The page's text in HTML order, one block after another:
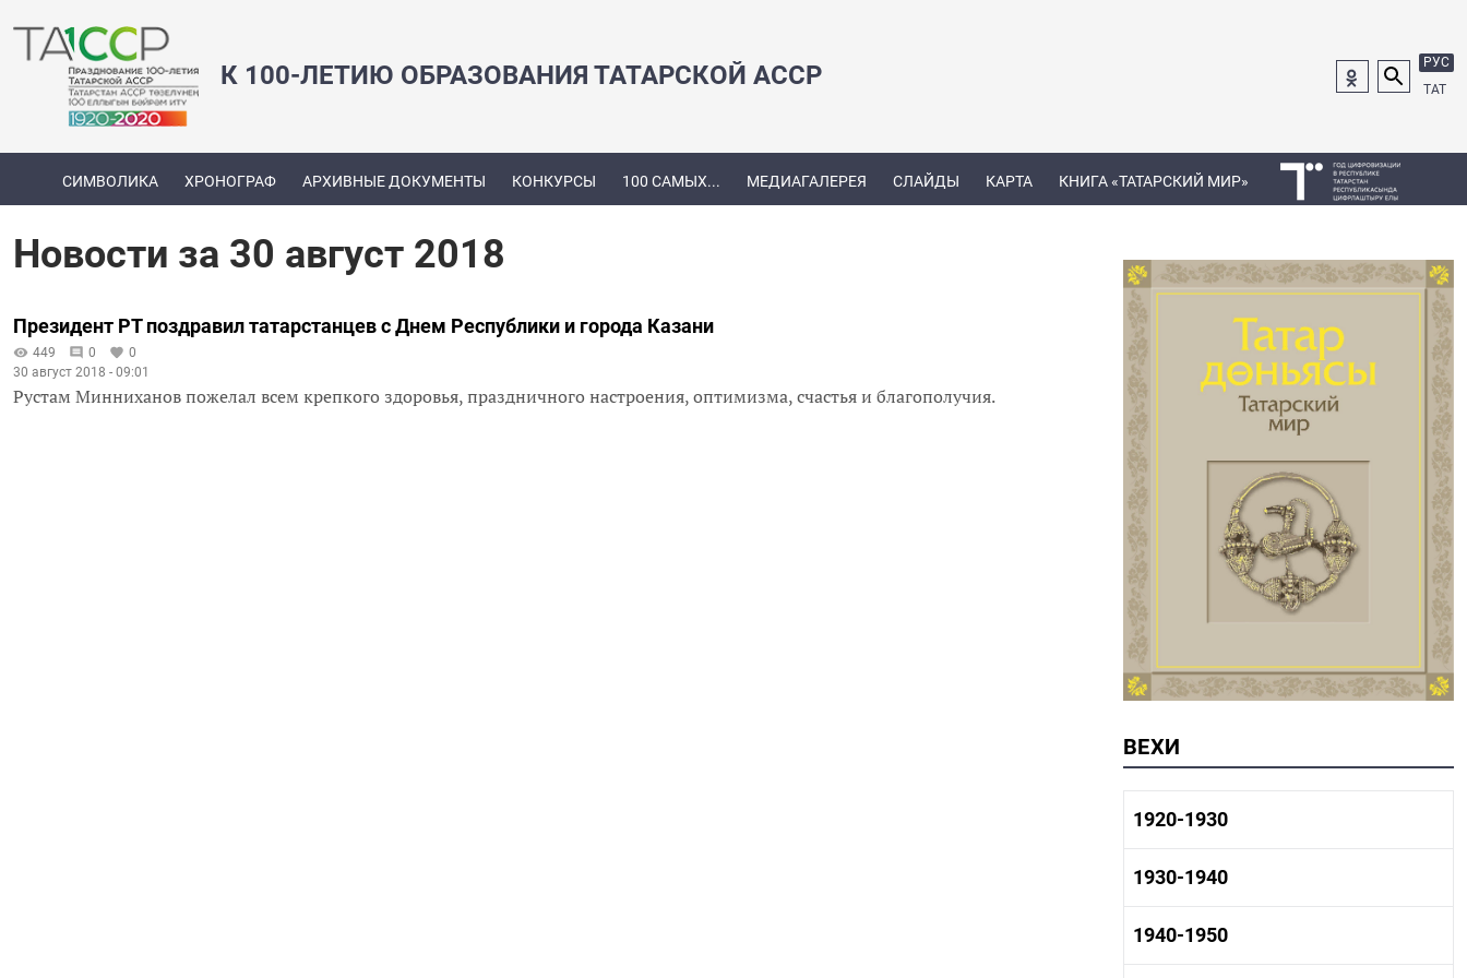
К 100-ЛЕТИЮ ОБРАЗОВАНИЯ ТАТАРСКОЙ АССР
РУС
ТАТ
СИМВОЛИКА ХРОНОГРАФ АРХИВНЫЕ ДОКУМЕНТЫ КОНКУРСЫ 100 САМЫХ... МЕДИАГАЛЕРЕЯ СЛАЙДЫ КАРТА КНИГА «ТАТАРСКИЙ МИР»
Новости за 30 август 2018
Президент РТ поздравил татарстанцев с Днем Республики и города Казани
449 0
0
30 август 2018 - 09:01
Рустам Минниханов пожелал всем крепкого здоровья, праздничного настроения, оптимизма, счастья и благополучия.
ВЕХИ
1920-1930
1920-1930 история
1920-1930 культура
1930-1940
1930-1940 история
1930-1940 культура
1940-1950